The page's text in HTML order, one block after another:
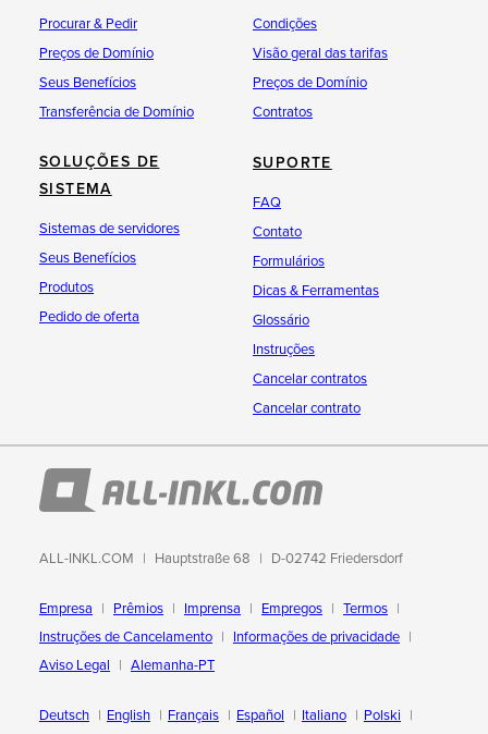
Procurar & Pedir
Preços de Domínio
Seus Benefícios
Transferência de Domínio
Condições
Visão geral das tarifas
Preços de Domínio
Contratos
SOLUÇÕES DE
SISTEMA
Sistemas de servidores
Seus Benefícios
Produtos
Pedido de oferta
SUPORTE
FAQ
Contato
Formulários
Dicas & Ferramentas
Glossário
Instruções
Cancelar contratos
Cancelar contrato
ALL-INKL.COM Hauptstraße 68 D-02742 Friedersdorf
Empresa Prêmios Imprensa Empregos
Termos
Instruções de Cancelamento
Informações de privacidade
Aviso Legal
Alemanha-PT
Deutsch English Français Español Italiano Polski